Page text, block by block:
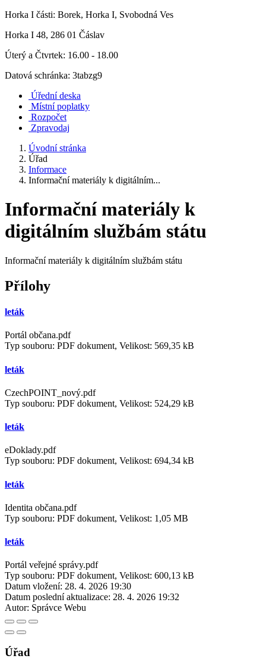
Horka I části: Borek, Horka I, Svobodná Ves
Horka I 48, 286 01 Čáslav
Úterý a Čtvrtek: 16.00 - 18.00
Datová schránka: 3tabzg9
Úřední deska
Místní poplatky
Rozpočet
Zpravodaj
Úvodní stránka
Úřad
Informace
Informační materiály k digitálním...
Informační materiály k
digitálním službám státu
Informační materiály k digitálním službám státu
Přílohy
leták
Portál občana.pdf
Typ souboru: PDF dokument, Velikost: 569,35 kB
leták
CzechPOINT_nový.pdf
Typ souboru: PDF dokument, Velikost: 524,29 kB
leták
eDoklady.pdf
Typ souboru: PDF dokument, Velikost: 694,34 kB
leták
Identita občana.pdf
Typ souboru: PDF dokument, Velikost: 1,05 MB
leták
Portál veřejné správy.pdf
Typ souboru: PDF dokument, Velikost: 600,13 kB
Datum vložení: 28. 4. 2026 19:30
Datum poslední aktualizace: 28. 4. 2026 19:32
Autor: Správce Webu
Úřad